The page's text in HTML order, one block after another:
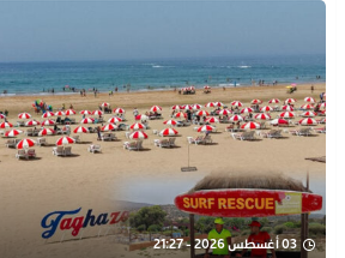
03 أغسطس 2026 - 21:27